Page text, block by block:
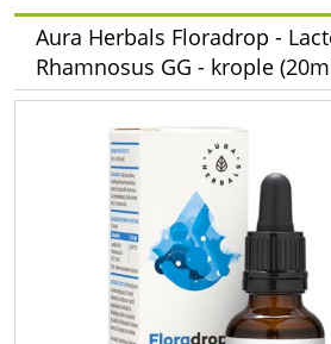
Aura Herbals Floradrop -
Rhamnosus GG - krople